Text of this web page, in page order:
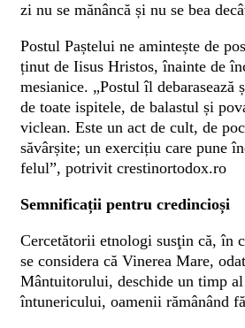
zi nu se mănâncă și nu se bea
Postul Paștelui ne amintește de
ținut de Iisus Hristos, înainte de
mesianice. „Postul îl debarasează
de toate ispitele, de balastul și
viclean. Este un act de cult, de
săvârșite; un exercițiu care pune
felul”, potrivit crestinortodox.ro
Semnificații pentru credincioși
Cercetătorii etnologi susţin că, în
se considera că Vinerea Mare,
Mântuitorului, deschide un timp
întunericului, oamenii rămânând